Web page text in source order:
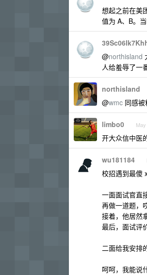
想起之前在美
值为 A、B。
@northisland
人给羞辱了一
northisland
@wmc 同感被
limbo0
开大众信中医
wu181184
校招遇到最傻
一面面试官直
再做一道题，
接着，他居然
最后，面试评
二面给我安排
呵呵，我能说